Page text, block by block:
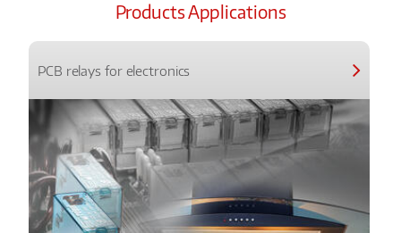
Products Applications
PCB relays for electronics